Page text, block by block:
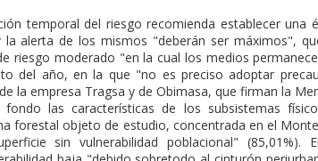
temporal del riesgo recomienda establecer
la alerta de los mismos "deberán ser máximos",
riesgo moderado "en la cual los medios
del año, en la que "no es preciso adoptar
la empresa Tragsa y de Obimasa, que firman la
las características de los subsistemas
forestal objeto de estudio, concentrada en el
sin vulnerabilidad poblacional" (85,01%).